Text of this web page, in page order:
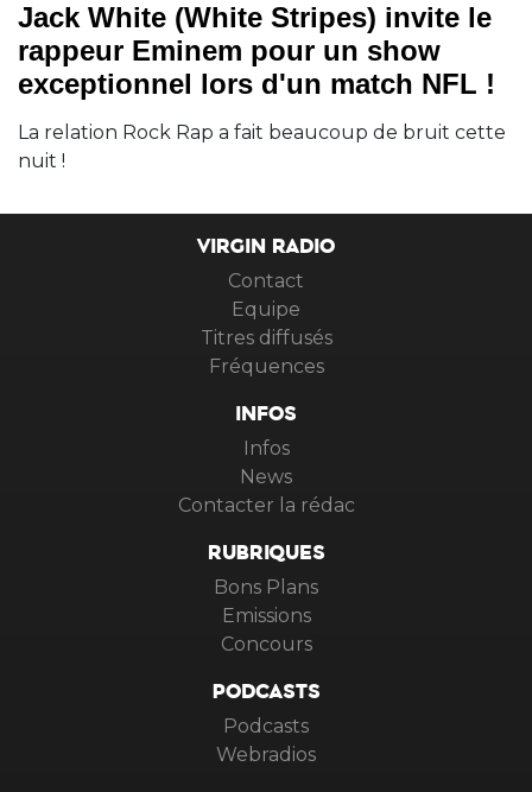
Jack White (White Stripes) invite le
rappeur Eminem pour un show
exceptionnel lors d'un match NFL !
La relation Rock Rap a fait beaucoup de bruit cette
nuit !
VIRGIN RADIO
Contact
Equipe
Titres diffusés
Fréquences
INFOS
Infos
News
Contacter la rédac
RUBRIQUES
Bons Plans
Emissions
Concours
PODCASTS
Podcasts
Webradios